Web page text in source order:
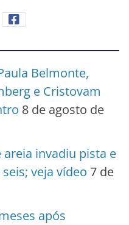
Belmonte,
e Cristovam
8 de agosto de
invadiu pista e
veja vídeo 7 de
após